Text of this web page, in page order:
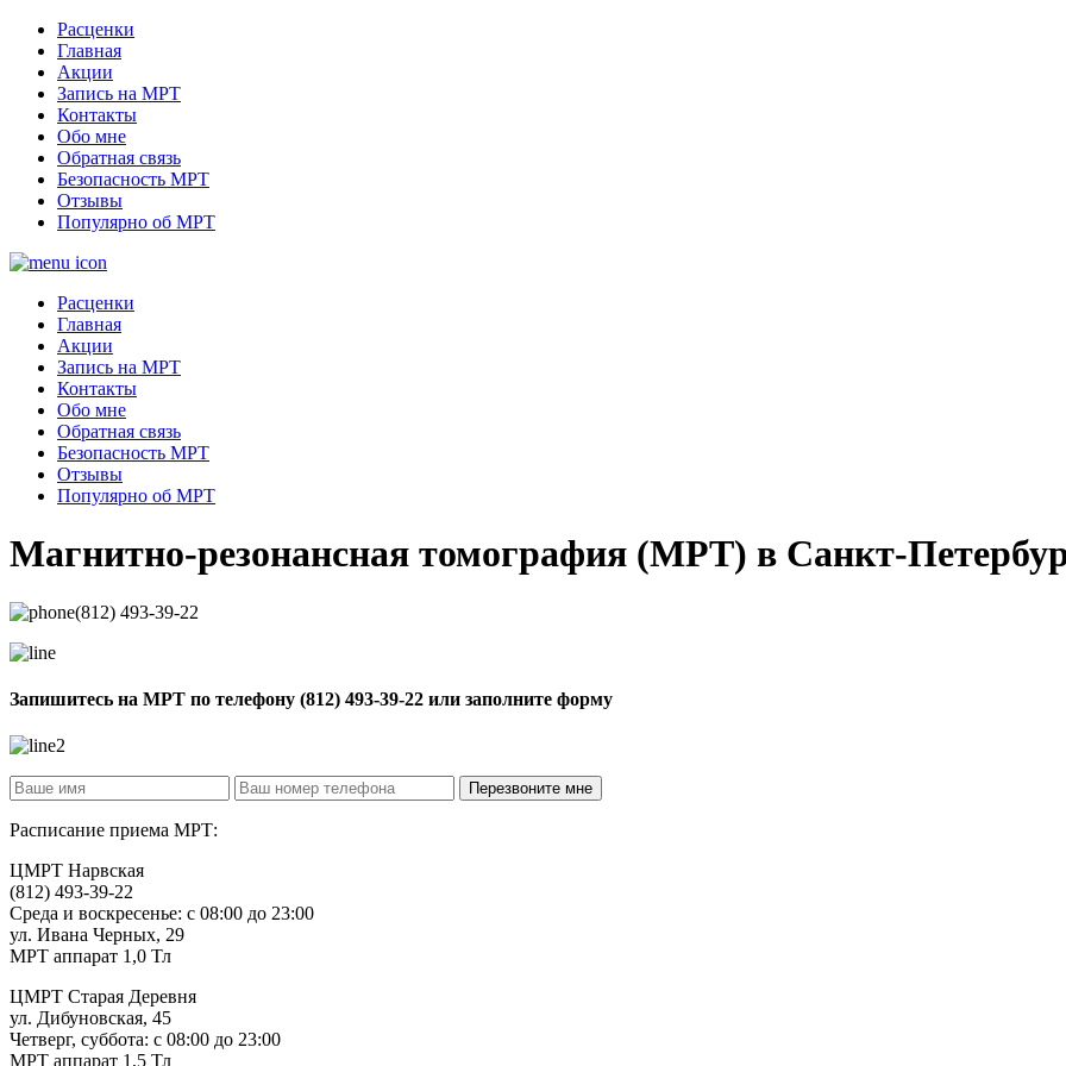
Расценки
Главная
Акции
Запись на МРТ
Контакты
Обо мне
Обратная связь
Безопасность МРТ
Отзывы
Популярно об МРТ
Расценки
Главная
Акции
Запись на МРТ
Контакты
Обо мне
Обратная связь
Безопасность МРТ
Отзывы
Популярно об МРТ
Магнитно-резонансная томография (МРТ) в Санкт-
(812) 493-39-22
Запишитесь на МРТ по телефону (812) 493-39-22 или заполните форму
Расписание приема МРТ:
ЦМРТ Нарвская
(812) 493-39-22
Среда и воскресенье: с 08:00 до 23:00
ул. Ивана Черных, 29
МРТ аппарат 1,0 Тл
ЦМРТ Старая Деревня
ул. Дибуновская, 45
Четверг, суббота: с 08:00 до 23:00
МРТ аппарат 1,5 Тл